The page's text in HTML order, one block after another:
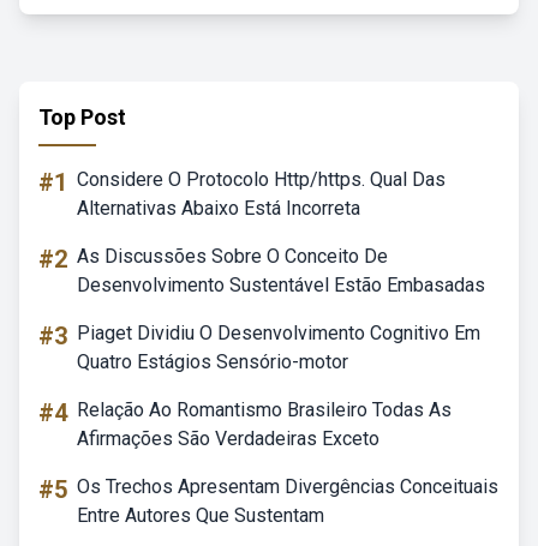
Top Post
#1 Considere O Protocolo Http/https. Qual Das
Alternativas Abaixo Está Incorreta
#2 As Discussões Sobre O Conceito De
Desenvolvimento Sustentável Estão Embasadas
#3 Piaget Dividiu O Desenvolvimento Cognitivo Em
Quatro Estágios Sensório-motor
#4 Relação Ao Romantismo Brasileiro Todas As
Afirmações São Verdadeiras Exceto
#5 Os Trechos Apresentam Divergências Conceituais
Entre Autores Que Sustentam